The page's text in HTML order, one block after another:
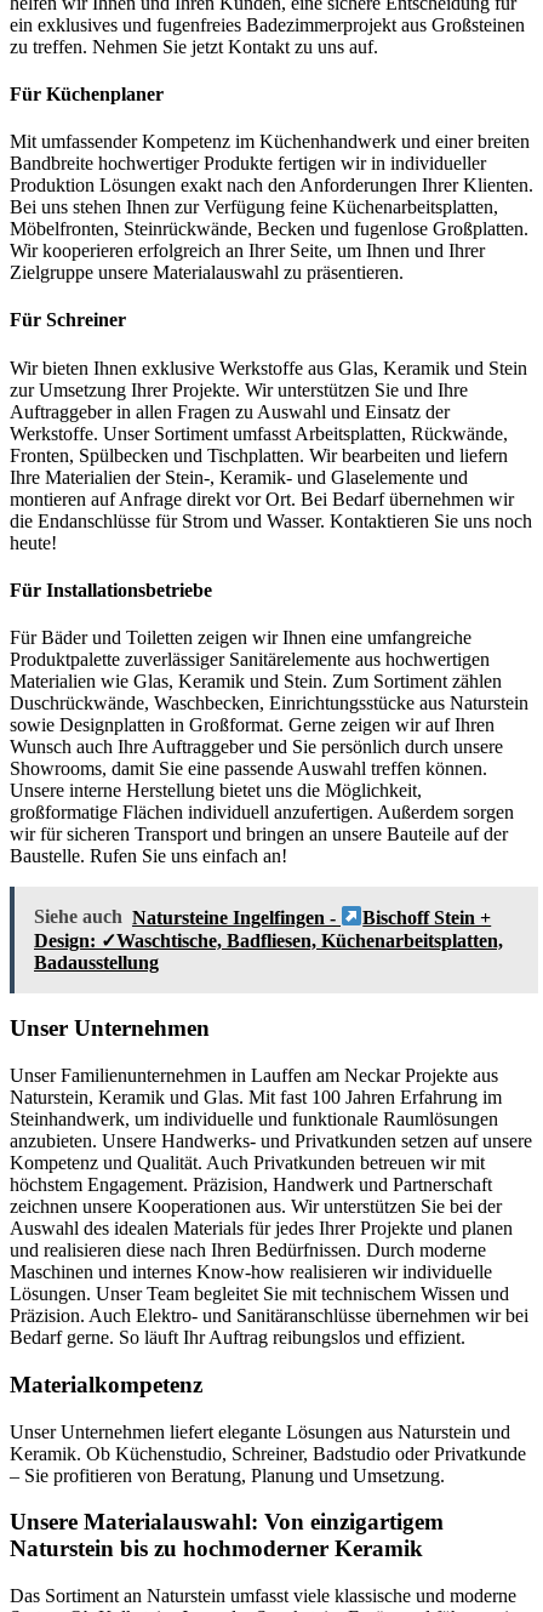
ein exklusives und fugenfreies Badezimmerprojekt aus Großsteinen
zu treffen. Nehmen Sie jetzt Kontakt zu uns auf.
Für Küchenplaner
Mit umfassender Kompetenz im Küchenhandwerk und einer breiten
Bandbreite hochwertiger Produkte fertigen wir in individueller
Produktion Lösungen exakt nach den Anforderungen Ihrer Klienten.
Bei uns stehen Ihnen zur Verfügung feine Küchenarbeitsplatten,
Möbelfronten, Steinrückwände, Becken und fugenlose Großplatten.
Wir kooperieren erfolgreich an Ihrer Seite, um Ihnen und Ihrer
Zielgruppe unsere Materialauswahl zu präsentieren.
Für Schreiner
Wir bieten Ihnen exklusive Werkstoffe aus Glas, Keramik und Stein
zur Umsetzung Ihrer Projekte. Wir unterstützen Sie und Ihre
Auftraggeber in allen Fragen zu Auswahl und Einsatz der
Werkstoffe. Unser Sortiment umfasst Arbeitsplatten, Rückwände,
Fronten, Spülbecken und Tischplatten. Wir bearbeiten und liefern
Ihre Materialien der Stein-, Keramik- und Glaselemente und
montieren auf Anfrage direkt vor Ort. Bei Bedarf übernehmen wir
die Endanschlüsse für Strom und Wasser. Kontaktieren Sie uns noch
heute!
Für Installationsbetriebe
Für Bäder und Toiletten zeigen wir Ihnen eine umfangreiche
Produktpalette zuverlässiger Sanitärelemente aus hochwertigen
Materialien wie Glas, Keramik und Stein. Zum Sortiment zählen
Duschrückwände, Waschbecken, Einrichtungsstücke aus Naturstein
sowie Designplatten in Großformat. Gerne zeigen wir auf Ihren
Wunsch auch Ihre Auftraggeber und Sie persönlich durch unsere
Showrooms, damit Sie eine passende Auswahl treffen können.
Unsere interne Herstellung bietet uns die Möglichkeit,
großformatige Flächen individuell anzufertigen. Außerdem sorgen
wir für sicheren Transport und bringen an unsere Bauteile auf der
Baustelle. Rufen Sie uns einfach an!
Siehe auch Natursteine Ingelfingen -
Bischoff Stein +
Design: ✓Waschtische, Badfliesen, Küchenarbeitsplatten,
Badausstellung
Unser Unternehmen
Unser Familienunternehmen in Lauffen am Neckar Projekte aus
Naturstein, Keramik und Glas. Mit fast 100 Jahren Erfahrung im
Steinhandwerk, um individuelle und funktionale Raumlösungen
anzubieten. Unsere Handwerks- und Privatkunden setzen auf unsere
Kompetenz und Qualität. Auch Privatkunden betreuen wir mit
höchstem Engagement. Präzision, Handwerk und Partnerschaft
zeichnen unsere Kooperationen aus. Wir unterstützen Sie bei der
Auswahl des idealen Materials für jedes Ihrer Projekte und planen
und realisieren diese nach Ihren Bedürfnissen. Durch moderne
Maschinen und internes Know-how realisieren wir individuelle
Lösungen. Unser Team begleitet Sie mit technischem Wissen und
Präzision. Auch Elektro- und Sanitäranschlüsse übernehmen wir bei
Bedarf gerne. So läuft Ihr Auftrag reibungslos und effizient.
Materialkompetenz
Unser Unternehmen liefert elegante Lösungen aus Naturstein und
Keramik. Ob Küchenstudio, Schreiner, Badstudio oder Privatkunde
– Sie profitieren von Beratung, Planung und Umsetzung.
Unsere Materialauswahl: Von einzigartigem
Naturstein bis zu hochmoderner Keramik
Das Sortiment an Naturstein umfasst viele klassische und moderne